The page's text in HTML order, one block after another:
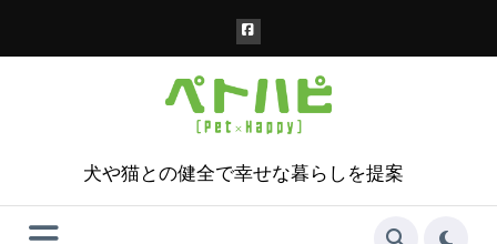
犬や猫との健全で幸せな暮らしを提案